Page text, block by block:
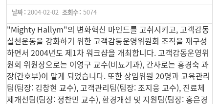
날짜 : 2004-02-02 조회수 : 5074
"Mighty Hallym"의 변화혁신 마인드를 고취시키고, 고객감동
실천운동을 강화하기 위한 고객감동운영위원회 조직을 재구성
하면서 2004년도 제1차 워크샵을 개최합니다. 고객감동운영위
원회 위원장으로는 이영구 교수(비뇨기과), 간사로는 홍경숙 과
장(간호부)이 맡게 되었습니다. 또한 상임위원 20명과 교육관리
팀(팀장: 김창현 교수), 고객관리팀(팀장: 조지웅 교수), 진료체
제개선팀(팀장: 정찬민 교수), 환경개선 및 지원팀(팀장: 홍은경